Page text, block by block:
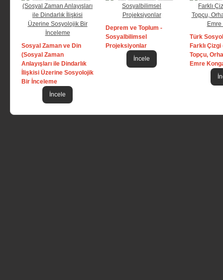
Sosyal Zaman ve Din
(Sosyal Zaman
Anlayışları ile Dindarlık
İlişkisi Üzerine Sosyolojik
Bir İnceleme
İncele
Deprem ve Toplum -
Sosyalbilimsel
Projeksiyonlar
İncele
Türk
Farklı
Topçu,
Emre